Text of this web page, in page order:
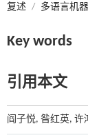
复述 / 多语言机
Key words
引用本文
阎子悦, 昝红英, 许